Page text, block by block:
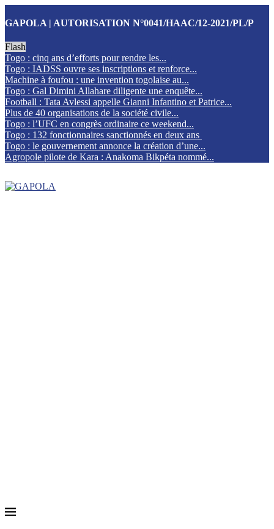
GAPOLA | AUTORISATION N°0041/HAAC/12-2021/PL/P
Flash
Togo : cinq ans d’efforts pour rendre les...
Togo : IADSS ouvre ses inscriptions et renforce...
Machine à foufou : une invention togolaise au...
Togo : Gal Dimini Allahare diligente une enquête...
Football : Tata Avlessi appelle Gianni Infantino et Patrice...
Plus de 40 organisations de la société civile...
Togo : l’UFC en congrès ordinaire ce weekend...
Togo : 132 fonctionnaires sanctionnés en deux ans
Togo : le gouvernement annonce la création d’une...
Agropole pilote de Kara : Anakoma Bikpéta nommé...